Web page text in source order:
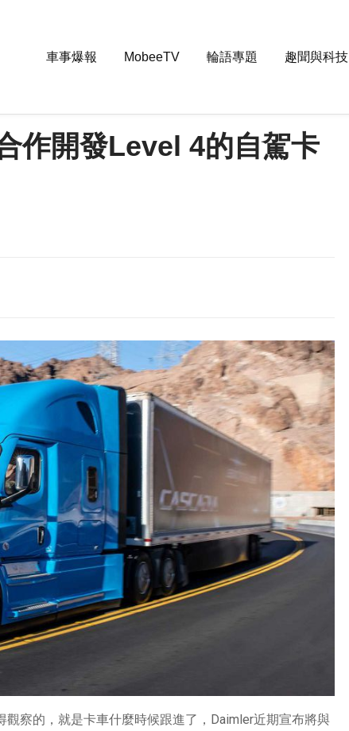
車事爆報 MobeeTV 輪語專題 趣聞與科技
作開發Level 4的自駕卡
察的，就是卡車什麼時候跟進了，Daimler近期宣布將與